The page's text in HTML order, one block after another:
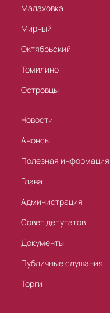
Малаховка
Мирный
Октябрьский
Томилино
Островцы
Новости
Анонсы
Полезная информация
Глава
Администрация
Совет депутатов
Документы
Публичные слушания
Торги